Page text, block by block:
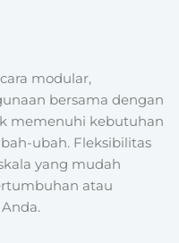
modular,
bersama dengan
memenuhi kebutuhan
ubah. Fleksibilitas
yang mudah
atau